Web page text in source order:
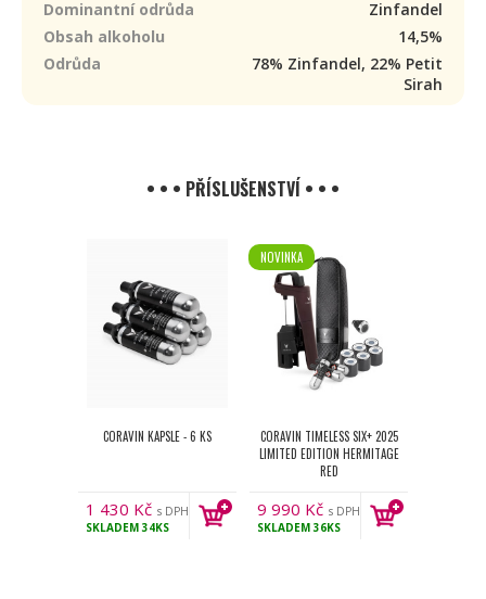
Dominantní odrůda
Zinfandel
Obsah alkoholu
14,5%
Odrůda
78% Zinfandel, 22% Petit
Sirah
• • • PŘÍSLUŠENSTVÍ • • •
CORAVIN KAPSLE - 6 KS
1 430 Kč s DPH
SKLADEM34KS
NOVINKA
CORAVIN TIMELESS SIX+ 2025
LIMITED EDITION HERMITAGE
RED
9 990 Kč s DPH
SKLADEM36KS